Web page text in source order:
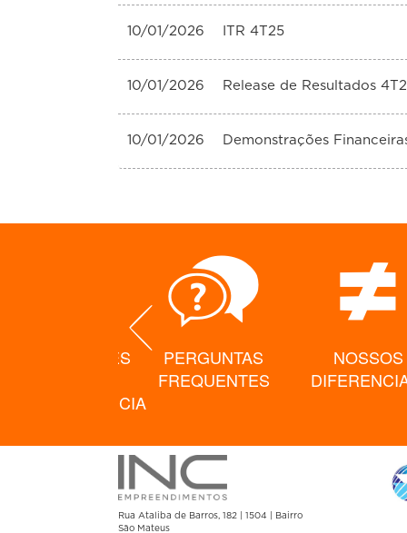
10/01/2026 ITR 4T25
10/01/2026 Release de Resultados
10/01/2026 Demonstrações
PERGUNTAS
FREQUENTES
NOSSOS
Rua Ataliba de Barros, 182 | 1504 | Bairro
São Mateus